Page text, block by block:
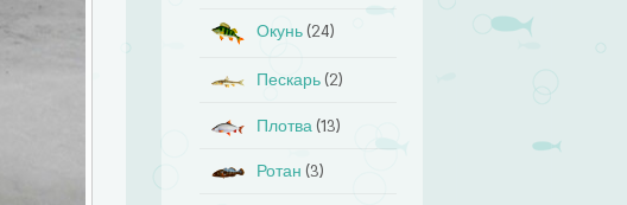
Окунь (24)
Пескарь (2)
Плотва (13)
Ротан (3)